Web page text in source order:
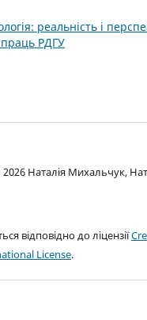
реальність і
праць РДГУ
Наталія Михальчук,
відповідно до ліцензії
License.